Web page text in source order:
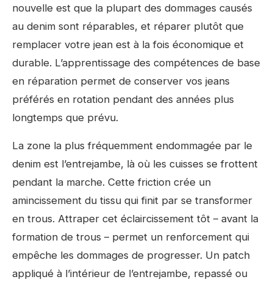
nouvelle est que la plupart des dommages causés
au denim sont réparables, et réparer plutôt que
remplacer votre jean est à la fois économique et
durable. L’apprentissage des compétences de base
en réparation permet de conserver vos jeans
préférés en rotation pendant des années plus
longtemps que prévu.
La zone la plus fréquemment endommagée par le
denim est l’entrejambe, là où les cuisses se frottent
pendant la marche. Cette friction crée un
amincissement du tissu qui finit par se transformer
en trous. Attraper cet éclaircissement tôt – avant la
formation de trous – permet un renforcement qui
empêche les dommages de progresser. Un patch
appliqué à l’intérieur de l’entrejambe, repassé ou